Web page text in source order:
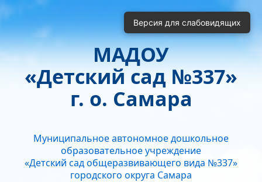
МАДОУ
«Детский сад №337»
г. о. Самара
Муниципальное автономное дошкольное
образовательное учреждение
«Детский сад общеразвивающего вида №337»
городского округа Самара
Версия для слабовидящих
Монохромные изображения
Отключить Flash
Кернинг
Стандартный Средний Большой
Интервал
Полуторный Двойной
Без засечек С засечками
Нормально